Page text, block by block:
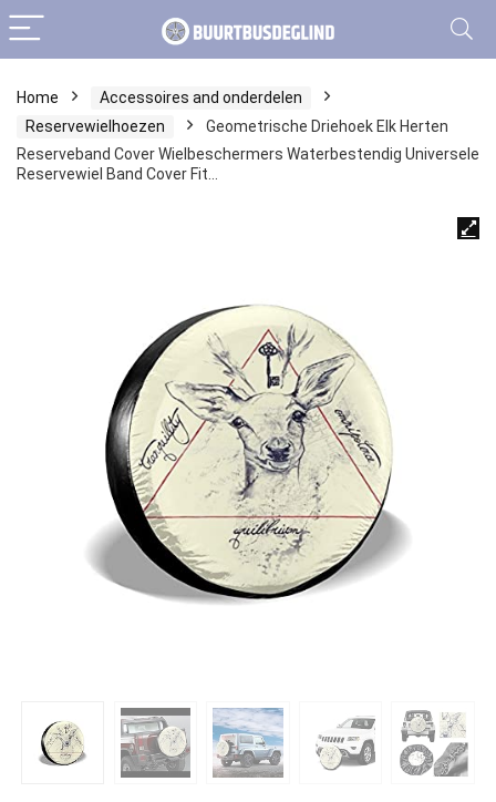
Home
Accessoires and onderdelen
Reservewielhoezen
Geometrische Driehoek Elk Herten
Reserveband Cover Wielbeschermers Waterbestendig Universele
Reservewiel Band Cover Fit…